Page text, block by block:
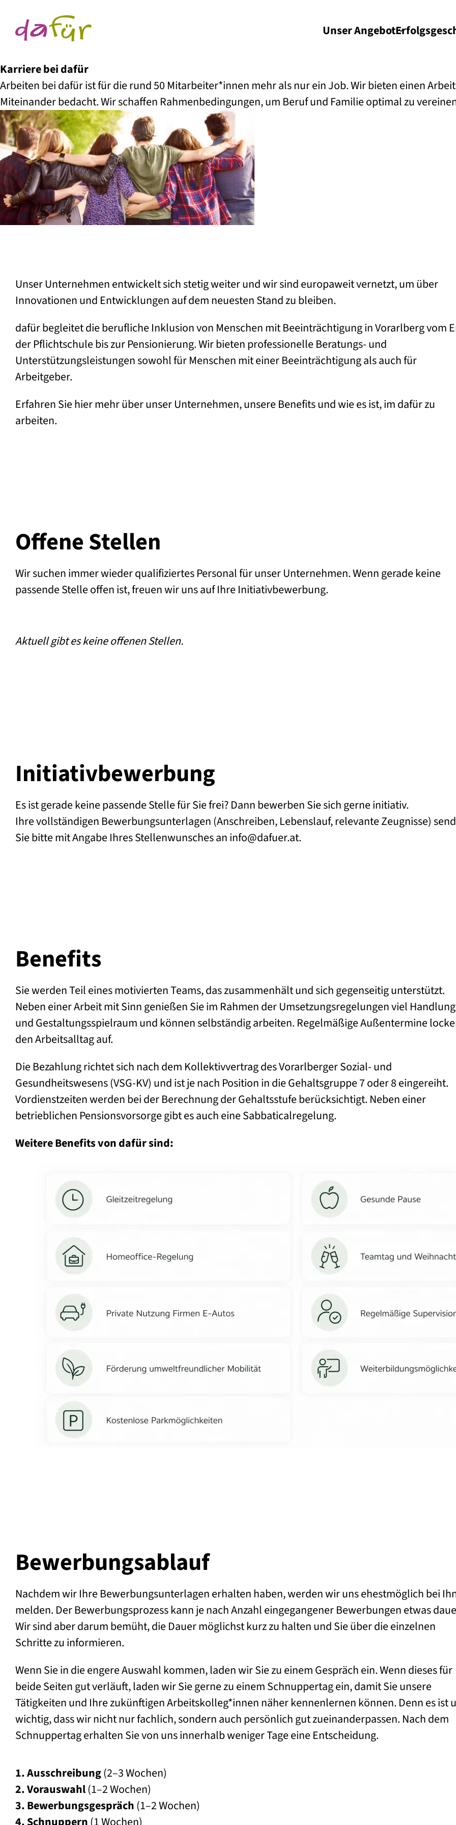
Unser Angebot
Karriere bei dafür
Arbeiten bei dafür ist für die rund 50 Mitarbeiter*innen mehr als nur ein Job. Wir bieten einen
Miteinander bedacht. Wir schaffen Rahmenbedingungen, um Beruf und Familie optimal zu
Unser Unternehmen entwickelt sich stetig weiter und wir sind europaweit vernetzt, um über
Innovationen und Entwicklungen auf dem neuesten Stand zu bleiben.
dafür begleitet die berufliche Inklusion von Menschen mit Beeinträchtigung in Vorarlberg vom
der Pflichtschule bis zur Pensionierung. Wir bieten professionelle Beratungs- und
Unterstützungsleistungen sowohl für Menschen mit einer Beeinträchtigung als auch für
Arbeitgeber.
Erfahren Sie hier mehr über unser Unternehmen, unsere Benefits und wie es ist, im dafür zu
arbeiten.
Offene Stellen
Wir suchen immer wieder qualifiziertes Personal für unser Unternehmen. Wenn gerade keine
passende Stelle offen ist, freuen wir uns auf Ihre Initiativbewerbung.
Aktuell gibt es keine offenen Stellen.
Initiativ­bewerbung
Es ist gerade keine passende Stelle für Sie frei? Dann bewerben Sie sich gerne initiativ.
Ihre vollständigen Bewerbungsunterlagen (Anschreiben, Lebenslauf, relevante Zeugnisse)
Sie bitte mit Angabe Ihres Stellenwunsches aninfo@dafuer.at.
Benefits
Sie werden Teil eines motivierten Teams, das zusammenhält und sich gegenseitig unterstützt.
Neben einer Arbeit mit Sinn genießen Sie im Rahmen der Umsetzungsregelungen viel
und Gestaltungsspielraum und können selbständig arbeiten. Regelmäßige Außentermine
den Arbeitsalltag auf.
Die Bezahlung richtet sich nach dem Kollektivvertrag des Vorarlberger Sozial- und
Gesundheitswesens (VSG-KV) und ist je nach Position in die Gehaltsgruppe 7 oder 8 eingereiht.
Vordienstzeiten werden bei der Berechnung der Gehaltsstufe berücksichtigt. Neben einer
betrieblichen Pensionsvorsorge gibt es auch eine Sabbaticalregelung.
Weitere Benefits von dafür sind:
Bewerbungs­ablauf
Nachdem wir Ihre Bewerbungsunterlagen erhalten haben, werden wir uns ehestmöglich bei
melden. Der Bewerbungsprozess kann je nach Anzahl eingegangener Bewerbungen etwas
Wir sind aber darum bemüht, die Dauer möglichst kurz zu halten und Sie über die einzelnen
Schritte zu informieren.
Wenn Sie in die engere Auswahl kommen, laden wir Sie zu einem Gespräch ein. Wenn dieses für
beide Seiten gut verläuft, laden wir Sie gerne zu einem Schnuppertag ein, damit Sie unsere
Tätigkeiten und Ihre zukünftigen Arbeitskolleg*innen näher kennenlernen können. Denn es ist
wichtig, dass wir nicht nur fachlich, sondern auch persönlich gut zueinanderpassen. Nach dem
Schnuppertag erhalten Sie von uns innerhalb weniger Tage eine Entscheidung.
1. Ausschreibung(2–3 Wochen)
2. Vorauswahl(1–2 Wochen)
3. Bewerbungsgespräch(1–2 Wochen)
4. Schnuppern(1 Wochen)